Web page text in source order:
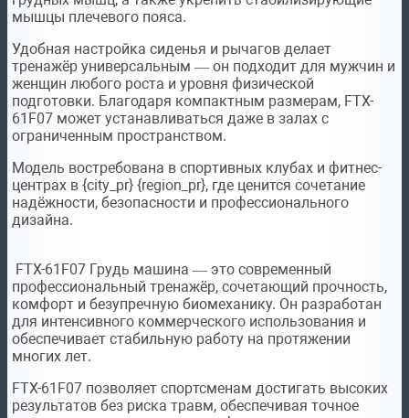
мышцы плечевого пояса.
Удобная настройка сиденья и рычагов делает
тренажёр универсальным — он подходит для мужчин и
женщин любого роста и уровня физической
подготовки. Благодаря компактным размерам, FTX-
61F07 может устанавливаться даже в залах с
ограниченным пространством.
Модель востребована в спортивных клубах и фитнес-
центрах в {city_pr} {region_pr}, где ценится сочетание
надёжности, безопасности и профессионального
дизайна.
FTX-61F07 Грудь машина — это современный
профессиональный тренажёр, сочетающий прочность,
комфорт и безупречную биомеханику. Он разработан
для интенсивного коммерческого использования и
обеспечивает стабильную работу на протяжении
многих лет.
FTX-61F07 позволяет спортсменам достигать высоких
результатов без риска травм, обеспечивая точное